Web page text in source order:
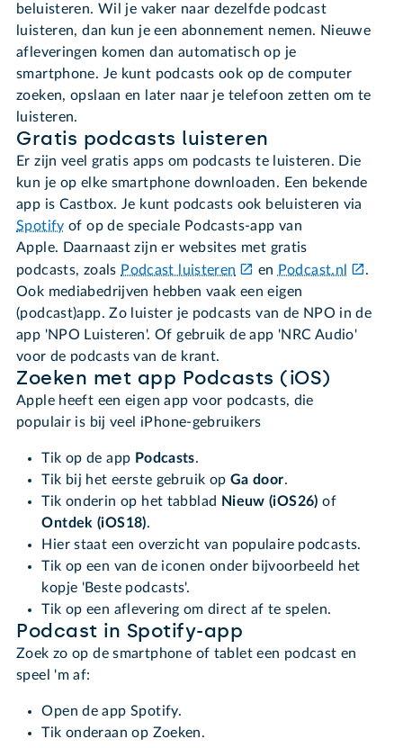
beluisteren. Wil je vaker naar dezelfde podcast
luisteren, dan kun je een abonnement nemen. Nieuwe
afleveringen komen dan automatisch op je
smartphone. Je kunt podcasts ook op de computer
zoeken, opslaan en later naar je telefoon zetten om te
luisteren.
Gratis podcasts luisteren
Er zijn veel gratis apps om podcasts te luisteren. Die
kun je op elke smartphone downloaden. Een bekende
app is Castbox. Je kunt podcasts ook beluisteren via
Spotify of op de speciale Podcasts-app van
Apple. Daarnaast zijn er websites met gratis
podcasts, zoals Podcast luisteren en Podcast.nl
.
Ook mediabedrijven hebben vaak een eigen
(podcast)app. Zo luister je podcasts van de NPO in de
app 'NPO Luisteren'. Of gebruik de app 'NRC Audio'
voor de podcasts van de krant.
Zoeken met app Podcasts (iOS)
Apple heeft een eigen app voor podcasts, die
populair is bij veel iPhone-gebruikers
Tik op de app Podcasts.
Tik bij het eerste gebruik op Ga door.
Tik onderin op het tabblad
Nieuw (iOS26)of
Ontdek (iOS18).
Hier staat een overzicht van populaire podcasts.
Tik op een van de iconen onder bijvoorbeeld het
kopje 'Beste podcasts'.
Tik op een aflevering om direct af te spelen.
Podcast in Spotify-app
Zoek zo op de smartphone of tablet een podcast en
speel 'm af:
Open de app Spotify.
Tik onderaan op Zoeken.